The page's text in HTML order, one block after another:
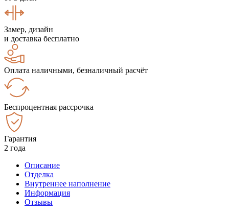
Замер, дизайн
и доставка бесплатно
Оплата наличными, безналичный расчёт
Беспроцентная рассрочка
Гарантия
2 года
Описание
Отделка
Внутреннее наполнение
Информация
Отзывы